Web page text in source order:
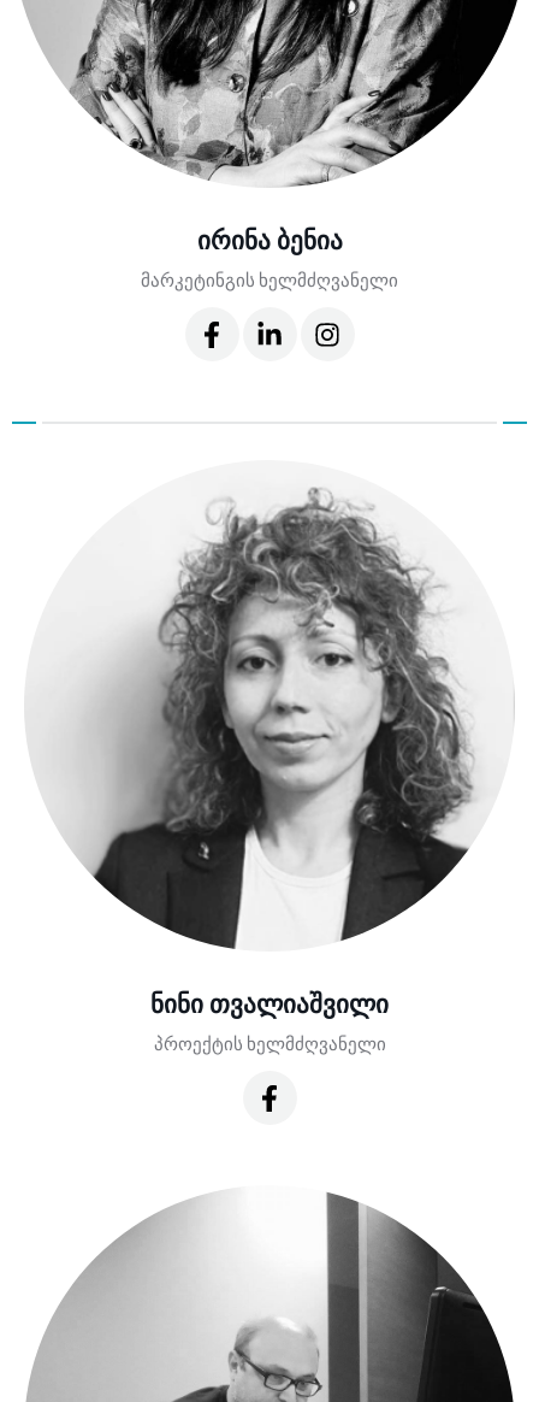
ირინა ბენია
მარკეტინგის ხელმძღვანელი
ნინი თვალიაშვილი
პროექტის ხელმძღვანელი